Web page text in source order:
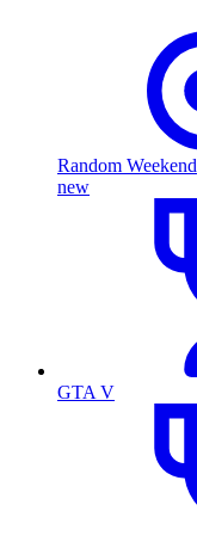
Random Weekend
new
GTA V